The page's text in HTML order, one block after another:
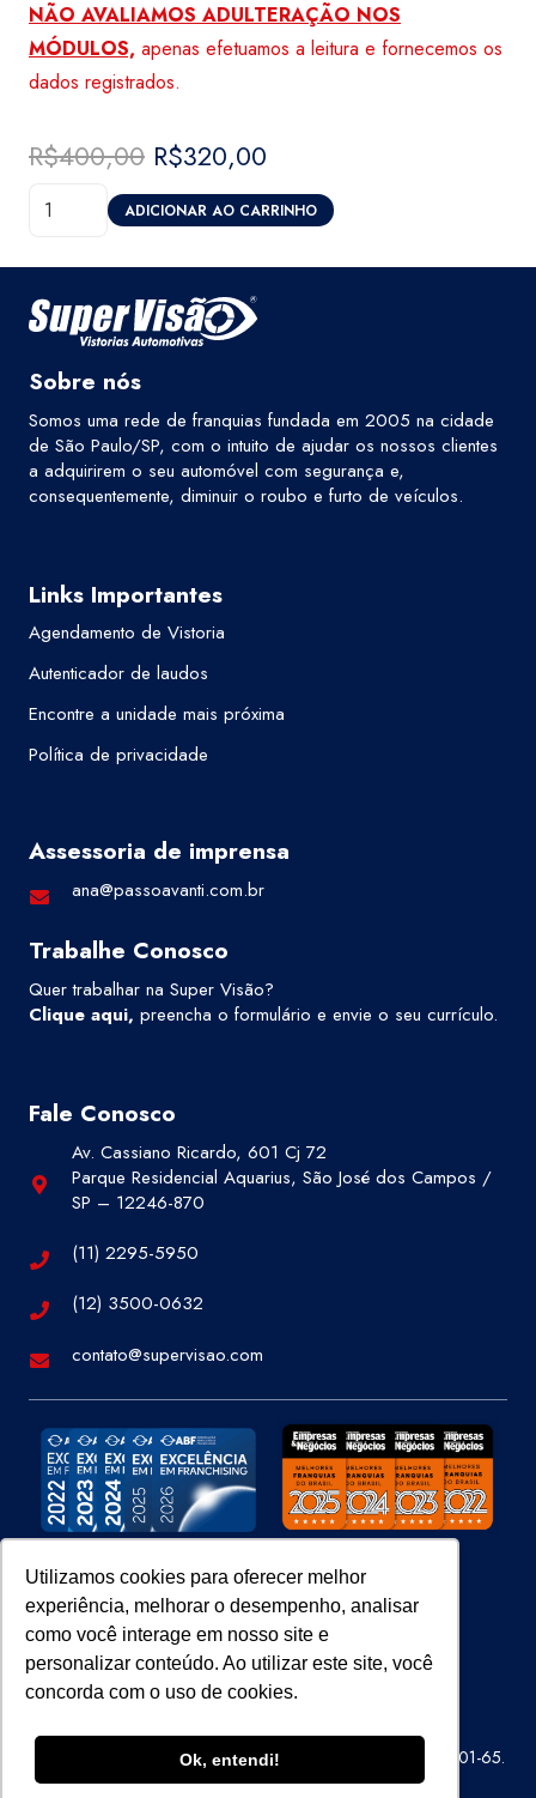
Utilizamos cookies para oferecer melhor
experiência, melhorar o desempenho, analisar
como você interage em nosso site e
personalizar conteúdo. Ao utilizar este site, você
concorda com o uso de cookies.
Ok, entendi!
NÃO AVALIAMOS ADULTERAÇÃO NOS
MÓDULOS, apenas efetuamos a leitura e fornecemos os
dados registrados.
R$400,00 O
preço
original
R$320,00
preço
atual
Diagnóstico
-
Super
Visão
Jacareí
ADICIONAR AO CARRINHO
Sobre nós
Somos uma rede de franquias fundada em 2005 na cidade
de São Paulo/SP, com o intuito de ajudar os nossos clientes
a adquirirem o seu automóvel com segurança e,
consequentemente, diminuir o roubo e furto de veículos.
Links Importantes
Agendamento de Vistoria
Autenticador de laudos
Encontre a unidade mais próxima
Política de privacidade
Assessoria de imprensa
ana@passoavanti.com.br
Trabalhe Conosco
Quer trabalhar na Super Visão?
Clique aqui, preencha o formulário e envie o seu currículo.
Fale Conosco
Av. Cassiano Ricardo, 601 Cj 72
Parque Residencial Aquarius, São José dos Campos /
SP – 12246-870
(11) 2295-5950
(12) 3500-0632
contato@supervisao.com
Site 100% Seguro
Super Visão Perícias e Vistorias Ltda – CNPJ 07.686.414/0001-65.